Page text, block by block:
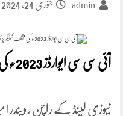
admin جنوری 24, 2024
آئی سی سی ایوارڈز 2023ء کی مختلف کیٹیگریز کا اعلان کردیا گیا۔
نیوزی لینڈ کے راچن رویندرا